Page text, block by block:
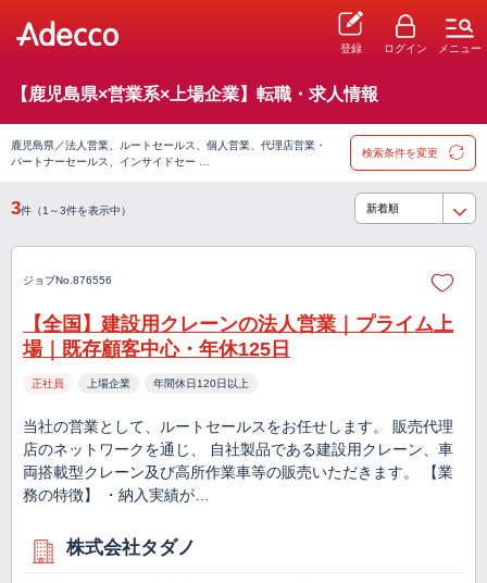
登録 ログイン メニュー
【鹿児島県×営業系×上場企業】転職・求人情報
鹿児島県／法人営業、ルートセールス、個人営業、代理店営業・
パートナーセールス、インサイドセー …
検索条件を変更
3件（1～3件を表示中）
ジョブNo.876556
【全国】建設用クレーンの法人営業｜プライム上
場｜既存顧客中心・年休125日
正社員 上場企業 年間休日120日以上
当社の営業として、ルートセールスをお任せします。 販売代理
店のネットワークを通じ、 自社製品である建設用クレーン、車
両搭載型クレーン及び高所作業車等の販売いただきます。 【業
務の特徴】 ・納入実績が…
株式会社タダノ